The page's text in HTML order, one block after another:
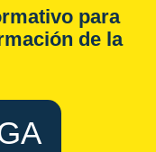
para
de la